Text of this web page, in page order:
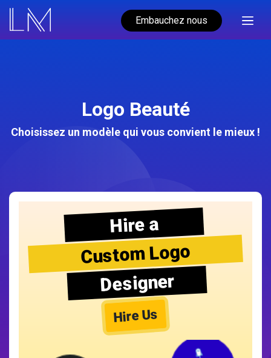
Embauchez nous
Logo Beauté
Choisissez un modèle qui vous convient le mieux !
Hire a
Custom Logo
Designer
Hire Us